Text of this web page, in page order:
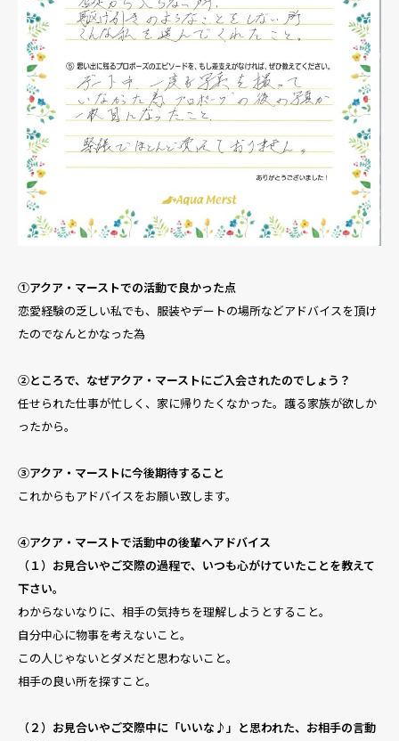
①アクア・マーストでの活動で良かった点
恋愛経験の乏しい私でも、服装やデートの場所などアドバイスを頂け
たのでなんとかなった為
②ところで、なぜアクア・マーストにご入会されたのでしょう？
任せられた仕事が忙しく、家に帰りたくなかった。護る家族が欲しか
ったから。
③アクア・マーストに今後期待すること
これからもアドバイスをお願い致します。
④アクア・マーストで活動中の後輩へアドバイス
（１）お見合いやご交際の過程で、いつも心がけていたことを教えて
下さい。
わからないなりに、相手の気持ちを理解しようとすること。
自分中心に物事を考えないこと。
この人じゃないとダメだと思わないこと。
相手の良い所を探すこと。
（２）お見合いやご交際中に「いいな♪」と思われた、お相手の言動